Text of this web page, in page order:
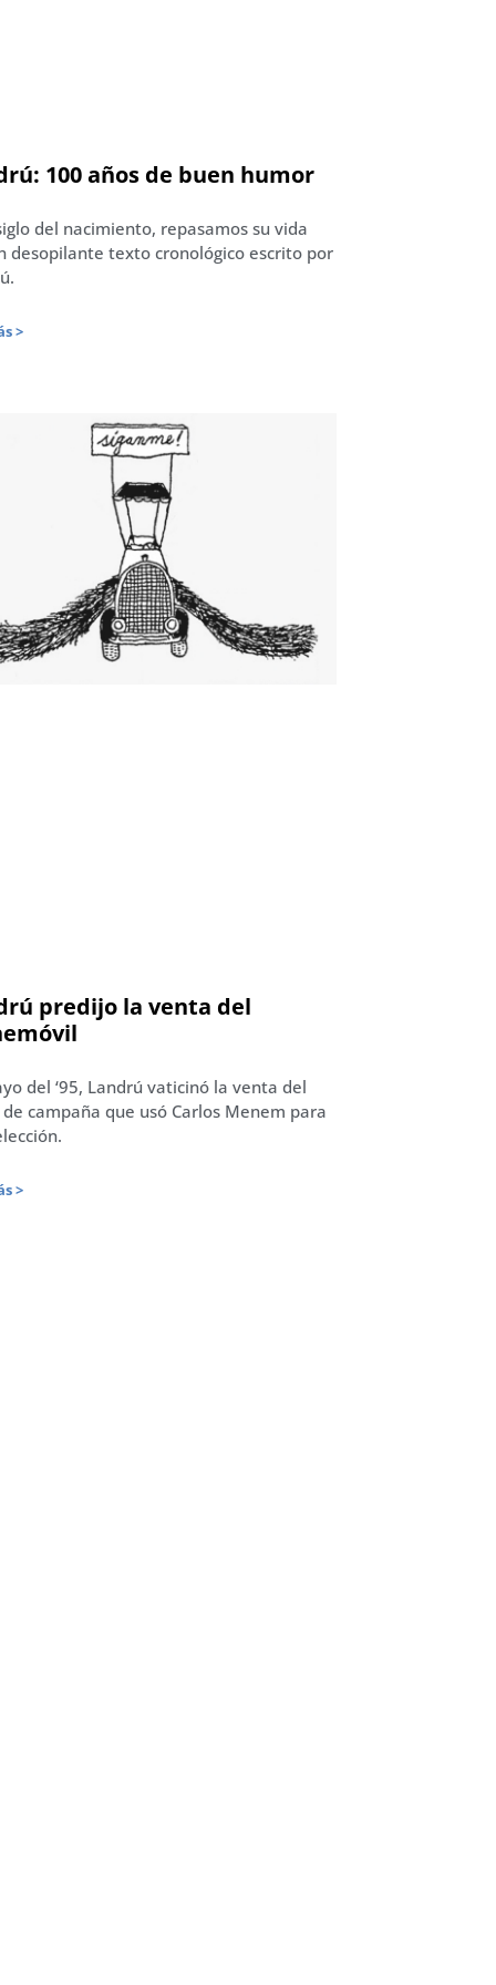
100 años de buen humor
del nacimiento, repasamos su vida
desopilante texto cronológico escrito por
>
predijo la venta del
del ‘95, Landrú vaticinó la venta del
campaña que usó Carlos Menem para
>